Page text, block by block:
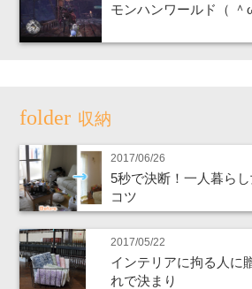
モンハンワールド（
収納
2017/06/26
5秒で決断！一人暮ら
コツ
2017/05/22
インテリアに拘る人に
れで決まり